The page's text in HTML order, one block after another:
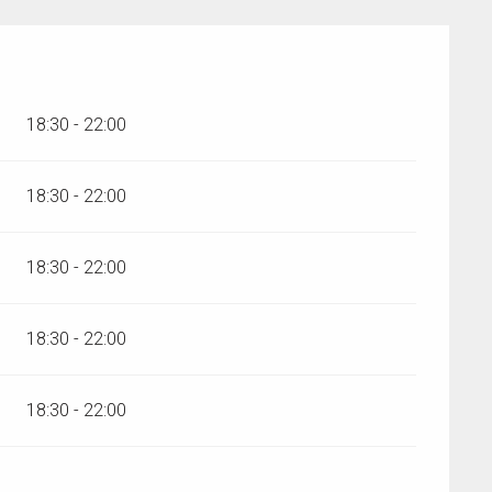
18:30 - 22:00
18:30 - 22:00
18:30 - 22:00
18:30 - 22:00
18:30 - 22:00